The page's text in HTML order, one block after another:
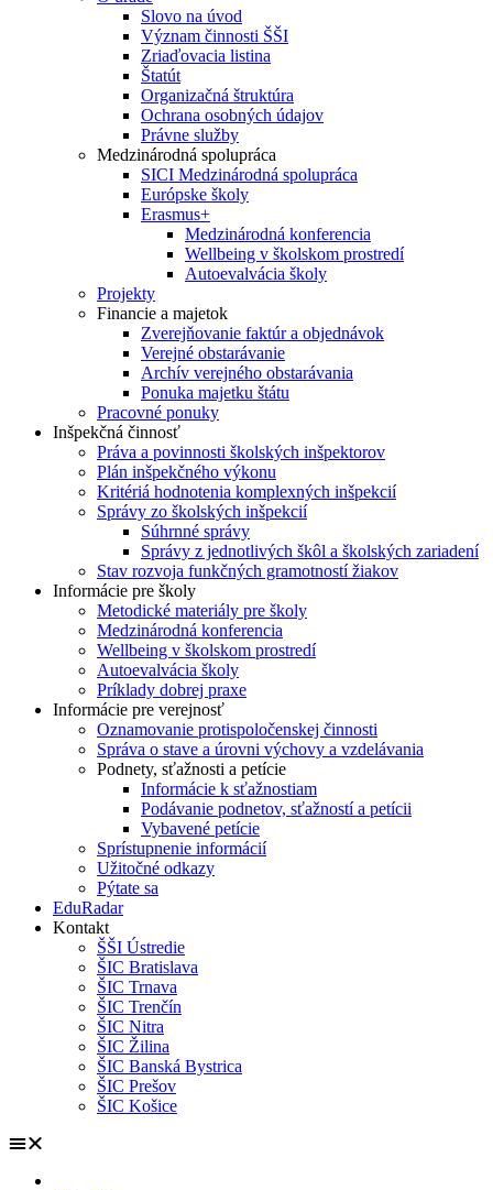
Slovo na úvod
Význam činnosti ŠŠI
Zriaďovacia listina
Štatút
Organizačná štruktúra
Ochrana osobných údajov
Právne služby
Medzinárodná spolupráca
SICI Medzinárodná spolupráca
Európske školy
Erasmus+
Medzinárodná konferencia
Wellbeing v školskom prostredí
Autoevalvácia školy
Projekty
Financie a majetok
Zverejňovanie faktúr a objednávok
Verejné obstarávanie
Archív verejného obstarávania
Ponuka majetku štátu
Pracovné ponuky
Inšpekčná činnosť
Práva a povinnosti školských inšpektorov
Plán inšpekčného výkonu
Kritériá hodnotenia komplexných inšpekcií
Správy zo školských inšpekcií
Súhrnné správy
Správy z jednotlivých škôl a školských zariadení
Stav rozvoja funkčných gramotností žiakov
Informácie pre školy
Metodické materiály pre školy
Medzinárodná konferencia
Wellbeing v školskom prostredí
Autoevalvácia školy
Príklady dobrej praxe
Informácie pre verejnosť
Oznamovanie protispoločenskej činnosti
Správa o stave a úrovni výchovy a vzdelávania
Podnety, sťažnosti a petície
Informácie k sťažnostiam
Podávanie podnetov, sťažností a petícii
Vybavené petície
Sprístupnenie informácií
Užitočné odkazy
Pýtate sa
EduRadar
Kontakt
ŠŠI Ústredie
ŠIC Bratislava
ŠIC Trnava
ŠIC Trenčín
ŠIC Nitra
ŠIC Žilina
ŠIC Banská Bystrica
ŠIC Prešov
ŠIC Košice